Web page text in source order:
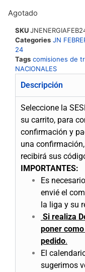
Agotado
SKU
Categories JN
24
Tags comisiones de
NACIONALES
Descripción
Seleccione la
su carrito, para
confirmación y
una
recibirá sus
IMPORTANTES:
Es
envié el
la liga y su
Si realiza
poner
pedido.
El
sugerimos